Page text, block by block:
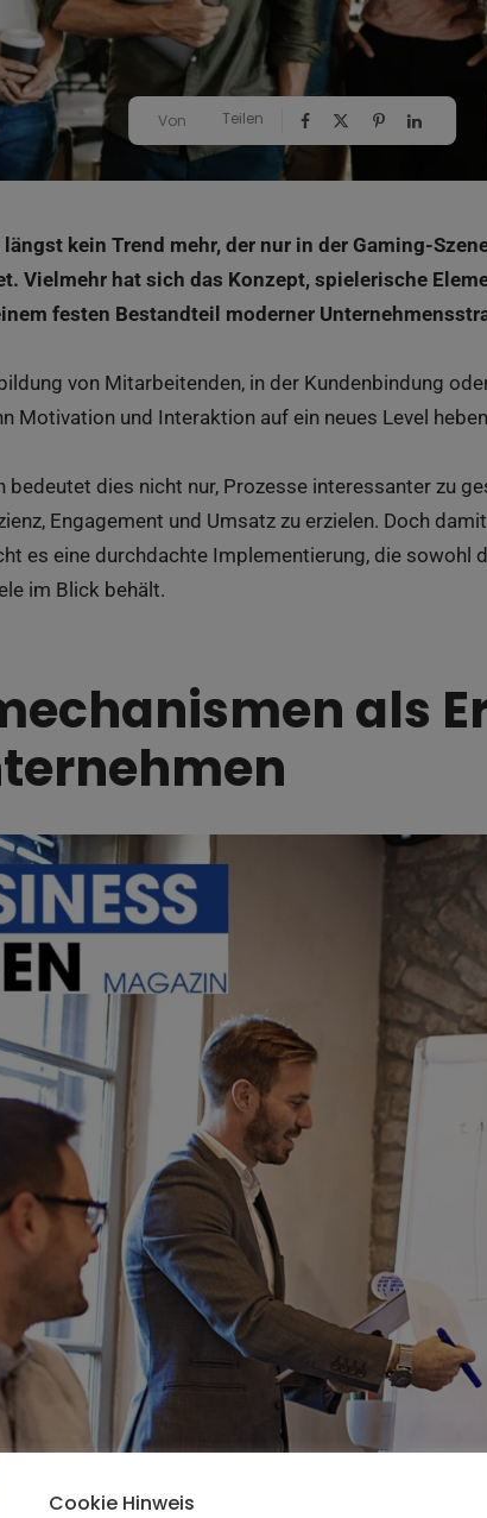
Von Teilen
kein Trend mehr, der nur in der Gaming-
Vielmehr hat sich das Konzept, spielerische
festen Bestandteil moderner
von Mitarbeitenden, in der Kundenbindung
Motivation und Interaktion auf ein neues Level
bedeutet dies nicht nur, Prozesse interessanter zu
Engagement und Umsatz zu erzielen. Doch
es eine durchdachte Implementierung, die sowohl
im Blick behält.
als
Cookie Hinweis